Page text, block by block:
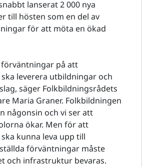
lanserat 2 000 nya
till hösten som en del av
för att möta en ökad
på att
leverera utbildningar och
säger Folkbildningsrådets
Maria Graner. Folkbildningen
någonsin och vi ser att
ökar. Men för att
kunna leva upp till
förväntningar måste
och infrastruktur bevaras.